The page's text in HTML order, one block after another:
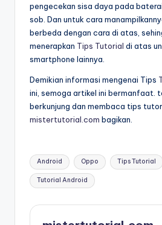
pengecekan sisa daya pada
sob. Dan untuk cara
berbeda dengan cara di atas,
menerapkan Tips Tutorial di atas
smartphone lainnya.
Demikian informasi mengenai Tips
ini, semoga artikel ini bermanfaat.
berkunjung dan membaca tips
mistertutorial.com bagikan.
Tags:
Android Oppo Tips Tutorial
Tutorial Android